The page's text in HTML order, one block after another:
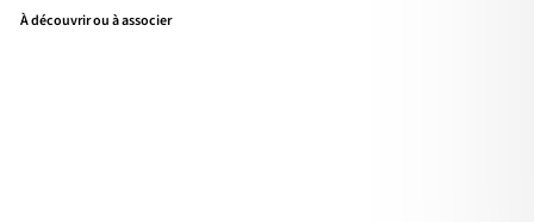
À découvrir ou à associer